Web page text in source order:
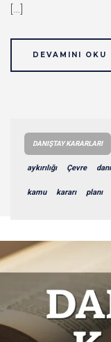
[…]
DEVAMINI OKU
DANIŞTAY KARARLARI
aykırılığı Çevre
kamu kararı planı